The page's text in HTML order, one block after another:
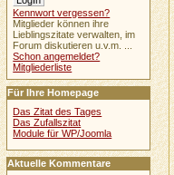
Kennwort vergessen?
Mitglieder können ihre
Lieblingszitate verwalten, im
Forum diskutieren u.v.m. ...
Schon angemeldet?
Mitgliederliste
Für Ihre Homepage
Das Zitat des Tages
Das Zufallszitat
Module für WP/Joomla
Aktuelle Kommentare